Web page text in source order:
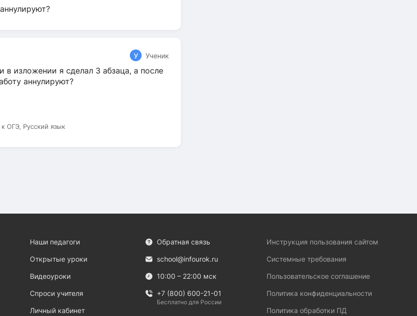
У Ученик
изложении я сделал 3 абзаца, а после
аннулируют?
к ОГЭ, Русский язык
Наши педагоги
Открытые уроки
Видеоуроки
Спроси учителя
Личный кабинет
Обратная связь
school@infourok.ru
10:00 – 22:00 мск
+7 (800) 600-21-01
Бесплатно для России
Инструкция пользования сайтом
Системные требования
Пользовательское соглашение
Политика конфиденциальности
Политика обработки ПД